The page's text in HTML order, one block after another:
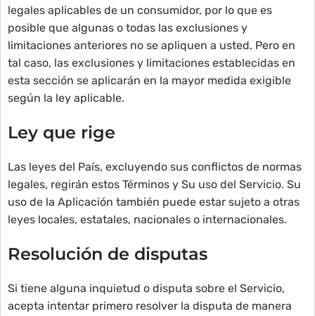
legales aplicables de un consumidor, por lo que es
posible que algunas o todas las exclusiones y
limitaciones anteriores no se apliquen a usted. Pero en
tal caso, las exclusiones y limitaciones establecidas en
esta sección se aplicarán en la mayor medida exigible
según la ley aplicable.
Ley que rige
Las leyes del País, excluyendo sus conflictos de normas
legales, regirán estos Términos y Su uso del Servicio. Su
uso de la Aplicación también puede estar sujeto a otras
leyes locales, estatales, nacionales o internacionales.
Resolución de disputas
Si tiene alguna inquietud o disputa sobre el Servicio,
acepta intentar primero resolver la disputa de manera